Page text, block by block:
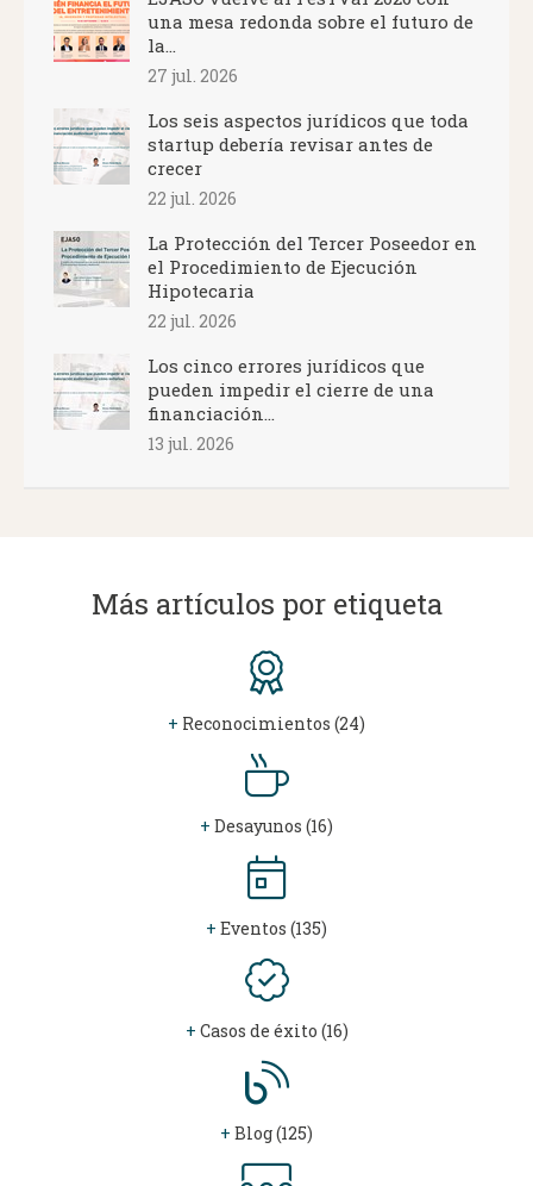
una mesa redonda sobre el futuro de
la...
27 jul. 2026
Los seis aspectos jurídicos que toda
startup debería revisar antes de
crecer
22 jul. 2026
La Protección del Tercer Poseedor en
el Procedimiento de Ejecución
Hipotecaria
22 jul. 2026
Los cinco errores jurídicos que
pueden impedir el cierre de una
financiación...
13 jul. 2026
Más artículos por etiqueta
+ Reconocimientos (24)
+ Desayunos (16)
+ Eventos (135)
+ Casos de éxito (16)
+ Blog (125)